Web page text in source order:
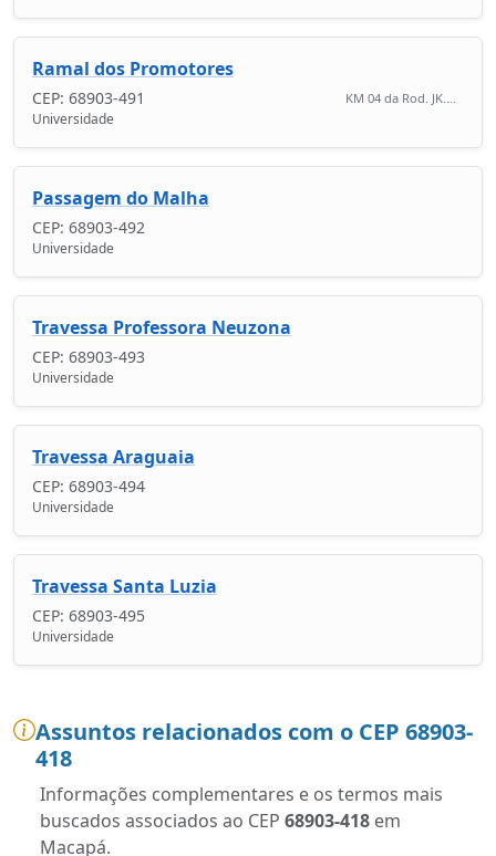
Ramal dos Promotores
CEP: 68903-491 KM 04 da Rod. JK....
Universidade
Passagem do Malha
CEP: 68903-492
Universidade
Travessa Professora Neuzona
CEP: 68903-493
Universidade
Travessa Araguaia
CEP: 68903-494
Universidade
Travessa Santa Luzia
CEP: 68903-495
Universidade
Assuntos relacionados com o CEP 68903-
418
Informações complementares e os termos mais
buscados associados ao CEP 68903-418 em
Macapá.